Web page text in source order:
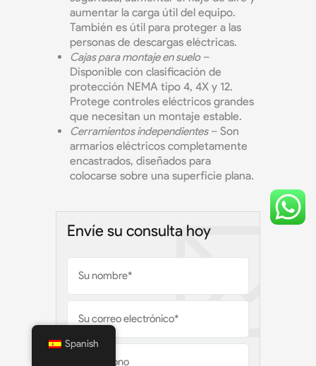
aumentar la carga útil del equipo.
También es útil para proteger a las
personas de descargas eléctricas.
Cajas para montaje en suelo–
Disponible con clasificación de
protección NEMA tipo 4, 4X y 12.
Protege controles eléctricos grandes
que necesitan un montaje estable.
Cerramientos independientes– Son
armarios eléctricos completamente
encastrados, diseñados para
colocarse sobre una superficie plana.
Envíe su consulta hoy
Spanish